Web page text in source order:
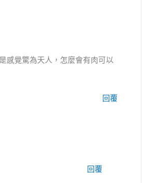
感覺驚為天人，怎麼會有肉可以
回覆
回覆